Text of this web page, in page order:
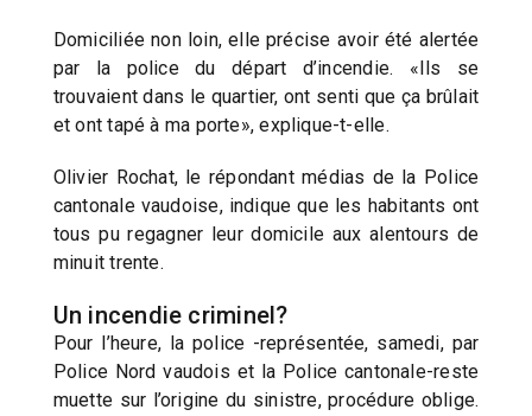
Domiciliée non loin, elle précise avoir été alertée
par la police du départ d’incendie. «Ils se
trouvaient dans le quartier, ont senti que ça brûlait
et ont tapé à ma porte», explique-t-elle.
Olivier Rochat, le répondant médias de la Police
cantonale vaudoise, indique que les habitants ont
tous pu regagner leur domicile aux alentours de
minuit trente.
Un incendie criminel?
Pour l’heure, la police -représentée, samedi, par
Police Nord vaudois et la Police cantonale-reste
muette sur l’origine du sinistre, procédure oblige.